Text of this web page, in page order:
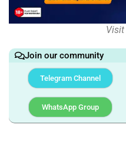
Join our community
Telegram Channel
WhatsApp Group